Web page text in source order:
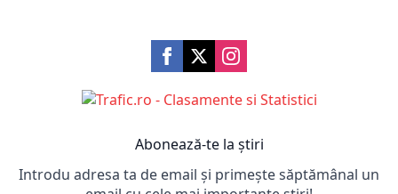
Abonează-te la știri
Introdu adresa ta de email și primește săptămânal un